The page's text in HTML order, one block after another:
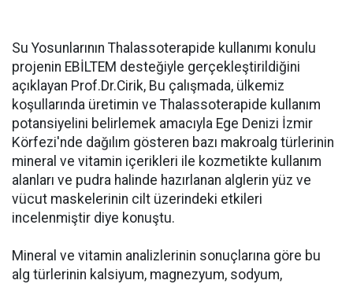
Su Yosunlarının Thalassoterapide kullanımı konulu
projenin EBİLTEM desteğiyle gerçekleştirildiğini
açıklayan Prof.Dr.Cirik, Bu çalışmada, ülkemiz
koşullarında üretimin ve Thalassoterapide kullanım
potansiyelini belirlemek amacıyla Ege Denizi İzmir
Körfezi'nde dağılım gösteren bazı makroalg türlerinin
mineral ve vitamin içerikleri ile kozmetikte kullanım
alanları ve pudra halinde hazırlanan alglerin yüz ve
vücut maskelerinin cilt üzerindeki etkileri
incelenmiştir diye konuştu.
Mineral ve vitamin analizlerinin sonuçlarına göre bu
alg türlerinin kalsiyum, magnezyum, sodyum,